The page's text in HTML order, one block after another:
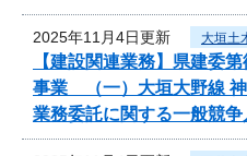
2025年11月4日更新 大垣土
【建設関連業務】県建委
事業 （一）大垣大野線
業務委託に関する一般競争